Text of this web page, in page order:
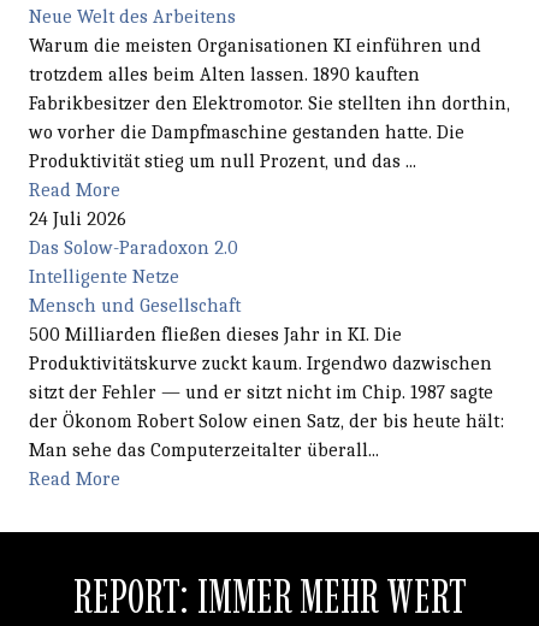
Neue Welt des Arbeitens
Warum die meisten Organisationen KI einführen und
trotzdem alles beim Alten lassen. 1890 kauften
Fabrikbesitzer den Elektromotor. Sie stellten ihn dorthin,
wo vorher die Dampfmaschine gestanden hatte. Die
Produktivität stieg um null Prozent, und das ...
Read More
24 Juli 2026
Das Solow-Paradoxon 2.0
Intelligente Netze
Mensch und Gesellschaft
500 Milliarden fließen dieses Jahr in KI. Die
Produktivitätskurve zuckt kaum. Irgendwo dazwischen
sitzt der Fehler — und er sitzt nicht im Chip. 1987 sagte
der Ökonom Robert Solow einen Satz, der bis heute hält:
Man sehe das Computerzeitalter überall...
Read More
REPORT: IMMER MEHR WERT